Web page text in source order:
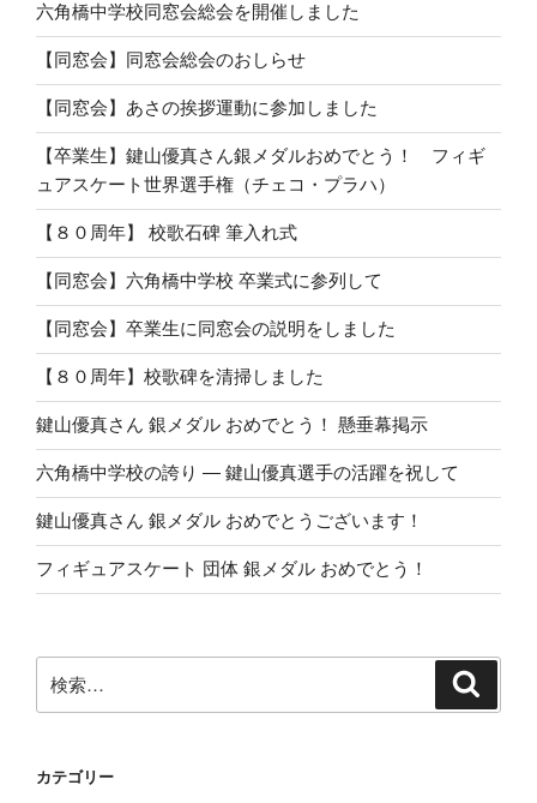
六角橋中学校同窓会総会を開催しました
【同窓会】同窓会総会のおしらせ
【同窓会】あさの挨拶運動に参加しました
【卒業生】鍵山優真さん銀メダルおめでとう！ フィギ
ュアスケート世界選手権（チェコ・プラハ）
【８０周年】 校歌石碑 筆入れ式
【同窓会】六角橋中学校 卒業式に参列して
【同窓会】卒業生に同窓会の説明をしました
【８０周年】校歌碑を清掃しました
鍵山優真さん 銀メダル おめでとう！ 懸垂幕掲示
六角橋中学校の誇り ― 鍵山優真選手の活躍を祝して
鍵山優真さん 銀メダル おめでとうございます！
フィギュアスケート 団体 銀メダル おめでとう！
索:
カテゴリー